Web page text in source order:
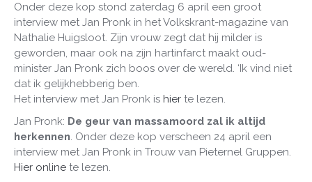
Onder deze kop stond zaterdag 6 april een groot
interview met Jan Pronk in het Volkskrant-magazine van
Nathalie Huigsloot. Zijn vrouw zegt dat hij milder is
geworden, maar ook na zijn hartinfarct maakt oud-
minister Jan Pronk zich boos over de wereld. ‘Ik vind niet
dat ik gelijkhebberig ben.
Het interview met Jan Pronk is hier te lezen.
Jan Pronk: De geur van massamoord zal ik altijd
herkennen. Onder deze kop verscheen 24 april een
interview met Jan Pronk in Trouw van Pieternel Gruppen.
Hier online te lezen.